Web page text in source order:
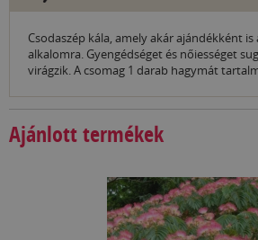
Csodaszép kála, amely akár ajándékként
alkalomra. Gyengédséget és nőiességet
virágzik. A csomag 1 darab hagymát
Ajánlott termékek